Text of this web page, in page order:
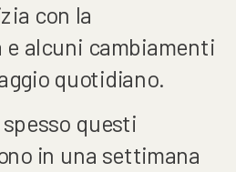
con la
e alcuni cambiamenti
quotidiano.
questi
in una settimana